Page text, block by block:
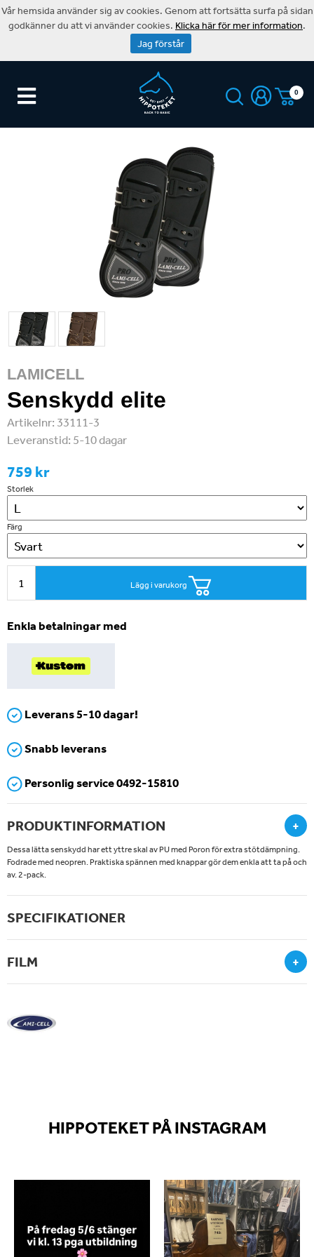
0
LAMICELL
Senskydd elite
Artikelnr: 33111-3
Leveranstid: 5-10 dagar
759 kr
Storlek
Färg
Lägg i varukorg
Enkla betalningar med
Leverans 5-10 dagar!
Snabb leverans
Personlig service 0492-15810
PRODUKTINFORMATION +
Dessa lätta senskydd har ett yttre skal av PU med Poron för extra stötdämpning.
Fodrade med neopren. Praktiska spännen med knappar gör dem enkla att ta på och
av. 2-pack.
SPECIFIKATIONER
FILM +
HIPPOTEKET PÅ INSTAGRAM
Vår hemsida använder sig av cookies. Genom att fortsätta surfa på sidan
godkänner du att vi använder cookies. Klicka här för mer information.
Jag förstår